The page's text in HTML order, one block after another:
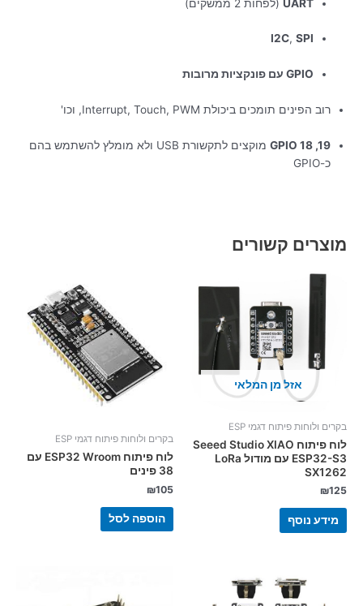
UART(לפחות 2 ממשקים)
I2C,SPI
GPIO עם פונקציות מרובות
רוב הפינים תומכים ביכולת Interrupt, Touch, PWM, וכו'
GPIO 18 ,19
מוקצים לתקשורת USB ולא מומלץ להשתמש בהם
כ-GPIO
מוצרים קשורים
אזל מן המלאי
בקרים ולוחות פיתוח דגמי ESP
לוח פיתוח Seeed Studio XIAO
ESP32-S3 עם מודול LoRa
SX1262
₪125
מידע נוסף
בקרים ולוחות פיתוח דגמי ESP
לוח פיתוח ESP32 Wroom עם
38 פינים
₪105
הוספה לסל